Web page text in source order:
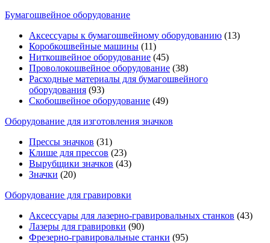
Бумагошвейное оборудование
Аксессуары к бумагошвейному оборудованию (13)
Коробкошвейные машины (11)
Ниткошвейное оборудование (45)
Проволокошвейное оборудование (38)
Расходные материалы для бумагошвейного
оборудования (93)
Скобошвейное оборудование (49)
Оборудование для изготовления значков
Прессы значков (31)
Клише для прессов (23)
Вырубщики значков (43)
Значки (20)
Оборудование для гравировки
Аксессуары для лазерно-гравировальных станков (43)
Лазеры для гравировки (90)
Фрезерно-гравировальные станки (95)